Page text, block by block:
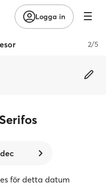
Logga in
2/5
Serifos
för detta datum